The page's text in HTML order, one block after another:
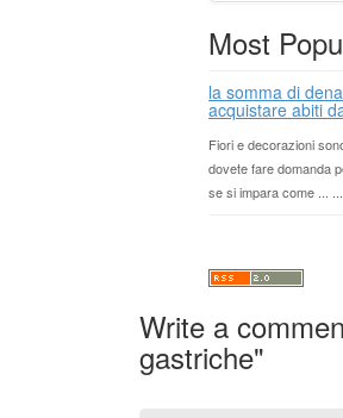
Most
la somma di
acquistare abiti
Fiori e decorazioni
dovete fare domanda
se si impara come ... ...
Write a
gastriche"